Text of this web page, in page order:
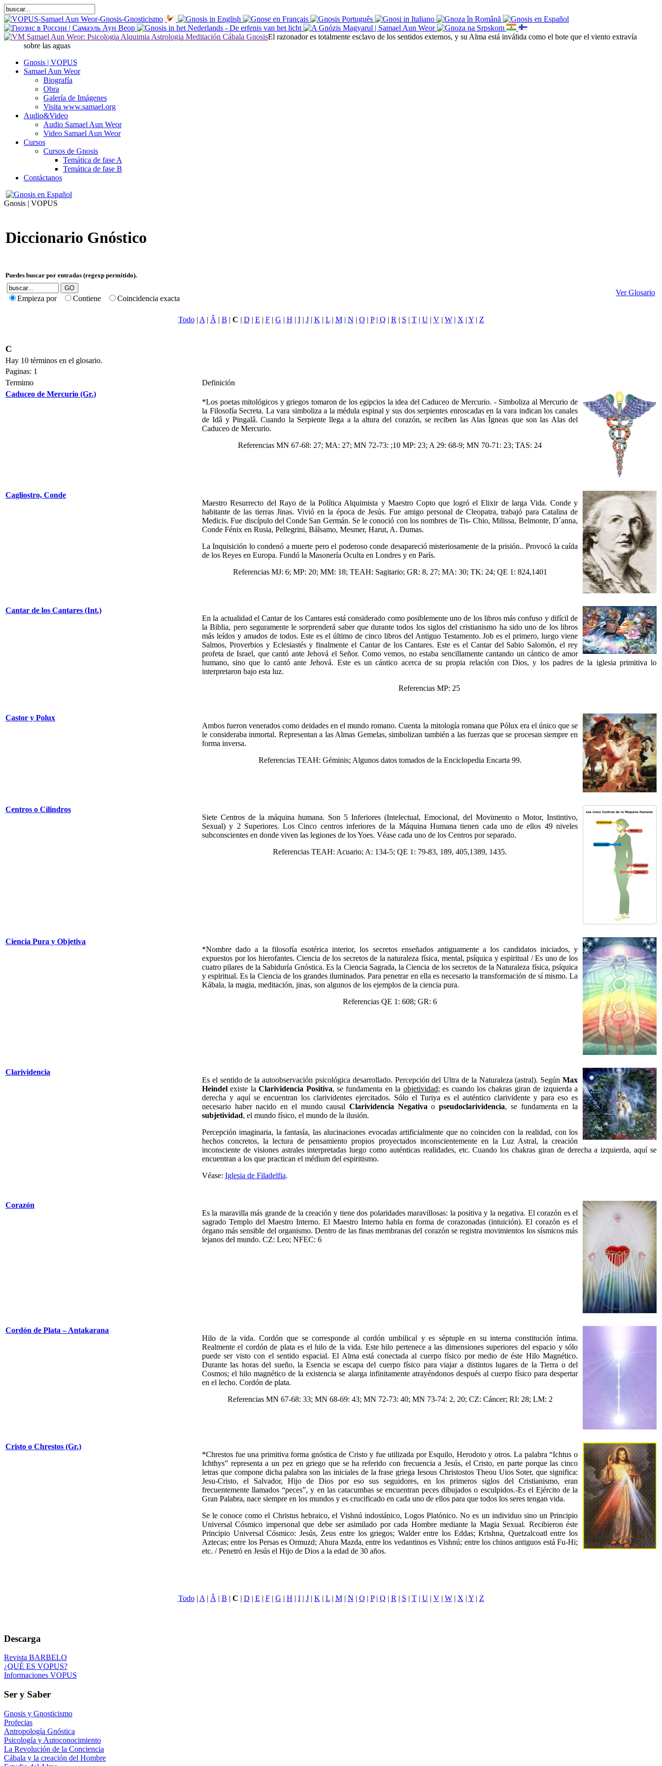
El razonador es totalmente esclavo de los sentidos externos, y su Alma está inválida como el bote que el viento extravía
sobre las aguas
Gnosis | VOPUS
Samael Aun Weor
Biografía
Obra
Galería de Imágenes
Visita www.samael.org
Audio&Video
Audio Samael Aun Weor
Video Samael Aun Weor
Cursos
Cursos de Gnosis
Temática de fase A
Temática de fase B
Contáctanos
Gnosis | VOPUS
Diccionario Gnóstico
Puedes buscar por entradas (regexp permitido).
Empieza por Contiene Coincidencia exacta
Ver Glosario
Todo| A | Â | B | C | D | E | F| G | H | I| J| K | L| M| N | O | P| Q | R | S | T| U| V| W| X | Y| Z
C
Hay 10 términos en el glosario.
Paginas: 1
Termimo
Definición
Caduceo de Mercurio (Gr.)
*Los poetas mitológicos y griegos tomaron de los egipcios la idea del Caduceo de Mercurio. - Simboliza al Mercurio de
la Filosofía Secreta. La vara simboliza a la médula espinal y sus dos serpientes enroscadas en la vara indican los canales
de Idâ y Pingalâ. Cuando la Serpiente llega a la altura del corazón, se reciben las Alas Ígneas que son las Alas del
Caduceo de Mercurio.
Referencias MN 67-68: 27; MA: 27; MN 72-73: ;10 MP: 23; A 29: 68-9; MN 70-71: 23; TAS: 24
Cagliostro, Conde
Maestro Resurrecto del Rayo de la Política Alquimista y Maestro Copto que logró el Elixir de larga Vida. Conde y
habitante de las tierras Jinas. Vivió en la época de Jesús. Fue amigo personal de Cleopatra, trabajó para Catalina de
Medicis. Fue discípulo del Conde San Germán. Se le conoció con los nombres de Tis- Chio, Milissa, Belmonte, D´anna,
Conde Fénix en Rusia, Pellegrini, Bálsamo, Mesmer, Harut, A. Dumas.
La Inquisición lo condenó a muerte pero el poderoso conde desapareció misteriosamente de la prisión.. Provocó la caída
de los Reyes en Europa. Fundó la Masonería Oculta en Londres y en París.
Referencias MJ: 6; MP: 20; MM: 18; TEAH: Sagitario; GR: 8, 27; MA: 30; TK: 24; QE 1: 824,1401
Cantar de los Cantares (Int.)
En la actualidad el Cantar de los Cantares está considerado como posiblemente uno de los libros más confuso y difícil de
la Biblia, pero seguramente le sorprenderá saber que durante todos los siglos del cristianismo ha sido uno de los libros
más leídos y amados de todos. Este es el último de cinco libros del Antiguo Testamento. Job es el primero, luego viene
Salmos, Proverbios y Eclesiastés y finalmente el Cantar de los Cantares. Este es el Cantar del Sabio Salomón, el rey
profeta de Israel, que cantó ante Jehová el Señor. Como vemos, no estaba sencillamente cantando un cántico de amor
humano, sino que lo cantó ante Jehová. Este es un cántico acerca de su propia relación con Dios, y los padres de la iglesia primitiva lo
interpretaron bajo esta luz.
Referencias MP: 25
Castor y Polux
Ambos fueron venerados como deidades en el mundo romano. Cuenta la mitología romana que Pólux era el único que se
le consideraba inmortal. Representan a las Almas Gemelas, simbolizan también a las fuerzas que se procesan siempre en
forma inversa.
Referencias TEAH: Géminis; Algunos datos tomados de la Enciclopedia Encarta 99.
Centros o Cilindros
Siete Centros de la máquina humana. Son 5 Inferiores (Intelectual, Emocional, del Movimento o Motor, Instintivo,
Sexual) y 2 Superiores. Los Cinco centros inferiores de la Máquina Humana tienen cada uno de ellos 49 niveles
subconscientes en donde viven las legiones de los Yoes. Véase cada uno de los Centros por separado.
Referencias TEAH: Acuario; A: 134-5; QE 1: 79-83, 189, 405,1389, 1435.
Ciencia Pura y Objetiva
*Nombre dado a la filosofía esotérica interior, los secretos enseñados antiguamente a los candidatos iniciados, y
expuestos por los hierofantes. Ciencia de los secretos de la naturaleza física, mental, psíquica y espiritual / Es uno de los
cuatro pilares de la Sabiduría Gnóstica. Es la Ciencia Sagrada, la Ciencia de los secretos de la Naturaleza física, psíquica
y espiritual. Es la Ciencia de los grandes iluminados. Para penetrar en ella es necesario la transformación de sí mismo. La
Kábala, la magia, meditación, jinas, son algunos de los ejemplos de la ciencia pura.
Referencias QE 1: 608; GR: 6
Clarividencia
Es el sentido de la autoobservación psicológica desarrollado. Percepción del Ultra de la Naturaleza (astral). Según Max
Heindel existe laClarividencia Positiva, se fundamenta en la objetividad; es cuando los chakras giran de izquierda a
derecha y aquí se encuentran los clarividentes ejercitados. Sólo el Turiya es el auténtico clarividente y para eso es
necesario haber nacido en el mundo causal Clarividencia Negativa opseudoclarividencia, se fundamenta en la
subjetividad, el mundo físico, el mundo de la ilusión.
Percepción imaginaria, la fantasía, las alucinaciones evocadas artificialmente que no coinciden con la realidad, con los
hechos concretos, la lectura de pensamiento propios proyectados inconscientemente en la Luz Astral, la creación
inconsciente de visiones astrales interpretadas luego como auténticas realidades, etc. Cuando los chakras giran de derecha a izquierda, aquí se
encuentran a los que practican el médium del espiritismo.
Véase: Iglesia de Filadelfia.
Corazón
Es la maravilla más grande de la creación y tiene dos polaridades maravillosas: la positiva y la negativa. El corazón es el
sagrado Templo del Maestro Interno. El Maestro Interno habla en forma de corazonadas (intuición). El corazón es el
órgano más sensible del organismo. Dentro de las finas membranas del corazón se registra movimientos los sísmicos más
lejanos del mundo. CZ: Leo; NFEC: 6
Cordón de Plata – Antakarana
Hilo de la vida. Cordón que se corresponde al cordón umbilical y es séptuple en su interna constitución íntima.
Realmente el cordón de plata es el hilo de la vida. Este hilo pertenece a las dimensiones superiores del espacio y sólo
puede ser visto con el sentido espacial. El Alma está conectada al cuerpo físico por medio de éste Hilo Magnético.
Durante las horas del sueño, la Esencia se escapa del cuerpo físico para viajar a distintos lugares de la Tierra o del
Cosmos; el hilo magnético de la existencia se alarga infinitamente atrayéndonos después al cuerpo físico para despertar
en el lecho. Cordón de plata.
Referencias MN 67-68: 33; MN 68-69: 43; MN 72-73: 40; MN 73-74: 2, 20; CZ: Cáncer; RI: 28; LM: 2
Cristo o Chrestos (Gr.)
*Chrestos fue una primitiva forma gnóstica de Cristo y fue utilizada por Esquilo, Herodoto y otros. La palabra “Ichtus o
Ichthys” representa a un pez en griego que se ha referido con frecuencia a Jesús, el Cristo, en parte porque las cinco
letras que compone dicha palabra son las iniciales de la frase griega Iesous Christostos Theou Uios Soter, que significa:
Jesu-Cristo, el Salvador, Hijo de Dios por eso sus seguidores, en los primeros siglos del Cristianismo, eran
frecuentemente llamados “peces”, y en las catacumbas se encuentran peces dibujados o esculpidos.-Es el Ejército de la
Gran Palabra, nace siempre en los mundos y es crucificado en cada uno de ellos para que todos los seres tengan vida.
Se le conoce como el Christus hebraico, el Vishnú indostánico, Logos Platónico. No es un individuo sino un Principio
Universal Cósmico impersonal que debe ser asimilado por cada Hombre mediante la Magia Sexual. Recibieron éste
Principio Universal Cósmico: Jesús, Zeus entre los griegos; Walder entre los Eddas; Krishna, Quetzalcoatl entre los
Aztecas; entre los Persas es Ormuzd; Ahura Mazda, entre los vedantinos es Vishnú; entre los chinos antiguos está Fu-Hi;
etc. / Penetró en Jesús el Hijo de Dios a la edad de 30 años.
Todo| A | Â | B | C | D | E | F| G | H | I| J| K | L| M| N | O | P| Q | R | S | T| U| V| W| X | Y| Z
Descarga
Revista BARBELO
¿QUÉ ES VOPUS?
Informaciones VOPUS
Ser y Saber
Gnosis y Gnosticismo
Profecias
Antropología Gnóstica
Psicología y Autoconocimiento
La Revolución de la Conciencia
Cábala y la creación del Hombre